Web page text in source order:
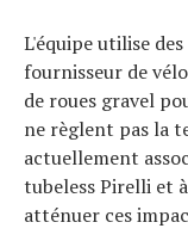
L'équipe utilise
fournisseur de
de roues gravel
ne règlent pas la
actuellement
tubeless Pirelli et
atténuer ces